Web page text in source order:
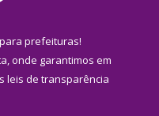
prefeituras!
onde garantimos em
leis de transparência